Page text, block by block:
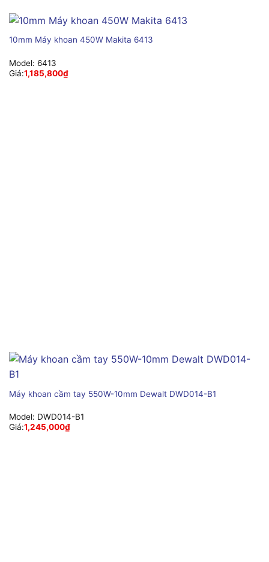
10mm Máy khoan 450W Makita 6413
Model: 6413
Giá:1,185,800₫
Máy khoan cầm tay 550W-10mm Dewalt DWD014-B1
Model: DWD014-B1
Giá:1,245,000₫